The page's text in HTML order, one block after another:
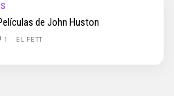
de John Huston
1 EL FETT